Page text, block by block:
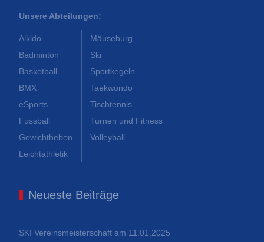
Unsere Abteilungen:
Aikido
Badminton
Basketball
BMX
eSports
Fussball
Gewichtheben
Leichtathletik
Mäuseburg
Ski
Sportkegeln
Taekwondo
Tischtennis
Turnen und Fitness
Volleyball
Neueste Beiträge
SKI Vereinsmeisterschaft am 11.01.2025